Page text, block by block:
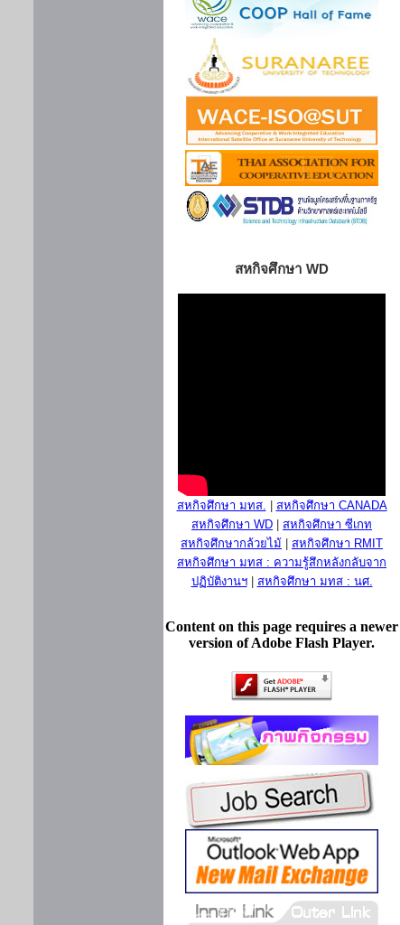
สหกิจศึกษา WD
สหกิจศึกษา มทส.
สหกิจศึกษา CANADA
สหกิจศึกษา WD
สหกิจศึกษา ซีเกท
สหกิจศึกษากล้วยไม้
สหกิจศึกษา RMIT
สหกิจศึกษา มทส : ความรู้สึกหลังกลับจาก
ปฏิบัติงานฯ| สหกิจศึกษา มทส : นศ.
Content on this page requires a newer
version of Adobe Flash Player.